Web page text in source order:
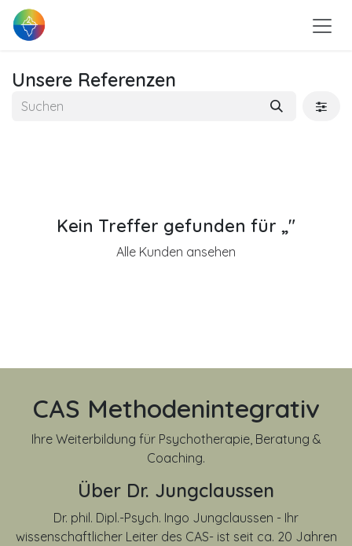
Zum Inhalt springen
Unsere Referenzen
Kein Treffer gefunden für „"
Alle Kunden ansehen
CAS Methodenintegrativ
Ihre Weiterbildung für Psychotherapie, Beratung &
Coaching.
Über Dr. Jungclaussen
Dr. phil. Dipl.-Psych. Ingo Jungclaussen - Ihr
wissenschaftlicher Leiter des CAS- ist seit ca. 20 Jahren